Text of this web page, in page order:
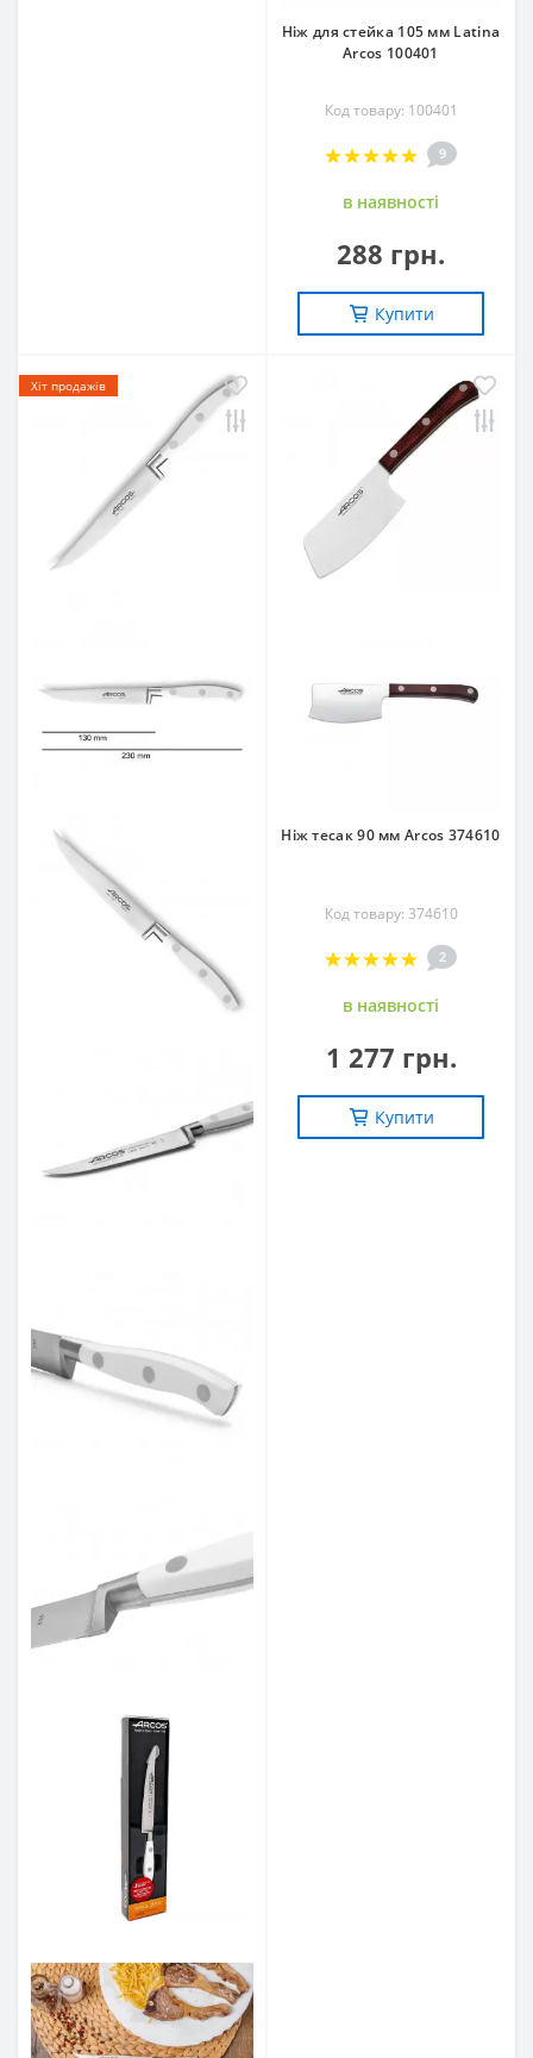
Ніж для стейка 105 мм Latina
Arcos 100401
Код товару: 100401
9
в наявностi
288 грн.
Купити
Хіт продажів
Ніж тесак 90 мм Arcos 374610
Код товару: 374610
2
в наявностi
1 277 грн.
Купити